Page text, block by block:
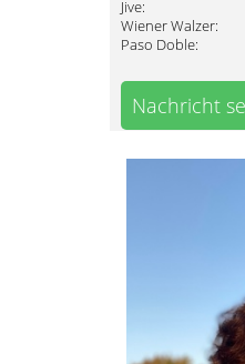
Jive:
Wiener Walzer:
Paso Doble:
Nachricht